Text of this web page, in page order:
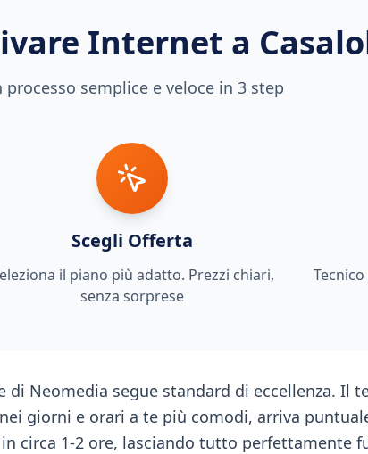
Internet a
processo semplice e veloce in 3 step
Scegli Offerta
il piano più adatto. Prezzi chiari,
senza sorprese
di Neomedia segue standard di eccellenza. Il
giorni e orari a te più comodi, arriva
circa 1-2 ore, lasciando tutto perfettamente